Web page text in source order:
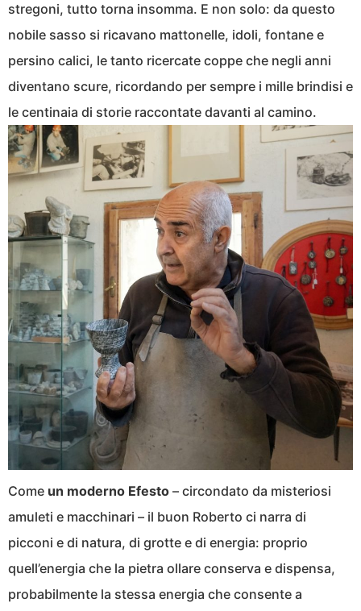
stregoni, tutto torna insomma. E non solo: da questo
nobile sasso si ricavano mattonelle, idoli, fontane e
persino calici, le tanto ricercate coppe che negli anni
diventano scure, ricordando per sempre i mille brindisi e
le centinaia di storie raccontate davanti al camino.
Come un moderno Efesto – circondato da misteriosi
amuleti e macchinari – il buon Roberto ci narra di
picconi e di natura, di grotte e di energia: proprio
quell’energia che la pietra ollare conserva e dispensa,
probabilmente la stessa energia che consente a